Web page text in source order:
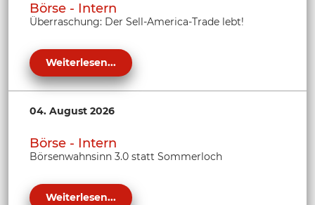
Börse - Intern
Überraschung: Der Sell-America-Trade lebt!
Weiterlesen...
04. August 2026
Börse - Intern
Börsenwahnsinn 3.0 statt Sommerloch
Weiterlesen...